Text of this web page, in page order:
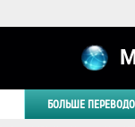
БОЛЬШЕ